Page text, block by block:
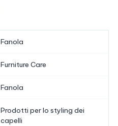
Fanola
Furniture Care
Fanola
Prodotti per lo styling dei
capelli